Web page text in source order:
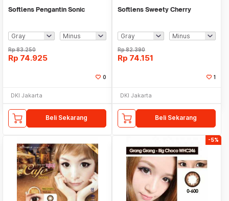
Softlens Pengantin Sonic
Rp83.250
Rp 74.925
0
DKI Jakarta
Beli Sekarang
Softlens Sweety Cherry
Rp82.390
Rp 74.151
1
DKI Jakarta
Beli Sekarang
-5%